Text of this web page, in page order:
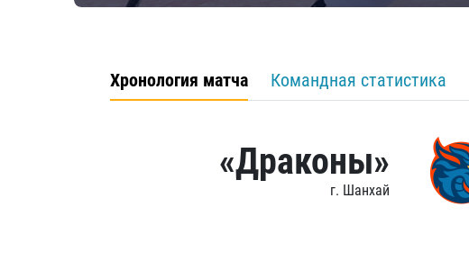
Хронология матча Командная статистика
«Драконы»
г. Шанхай